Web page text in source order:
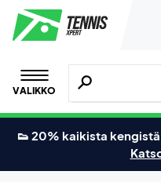
VALIKKO
Hae tuotteita,
👟 20% kaikista kengistä